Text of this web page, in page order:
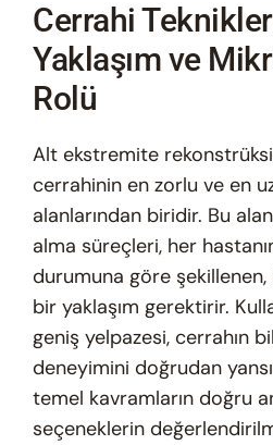
Cerrahi
Yaklaşım ve
Rolü
Alt ekstremite
cerrahinin en zorlu ve en
alanlarından biridir. Bu
alma süreçleri, her
durumuna göre
bir yaklaşım gerektirir.
geniş yelpazesi, cerrahın
deneyimini doğrudan
temel kavramların doğru
seçeneklerin